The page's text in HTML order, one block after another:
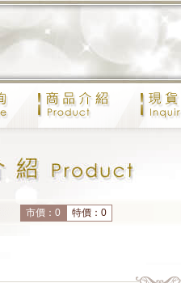
市價：0 特價：0